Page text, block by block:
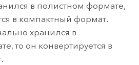
в полистном формате,
в компактный формат.
хранился в
то он конвертируется в